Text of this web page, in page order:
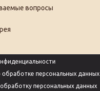
вопросы
обработке персональных данных
персональных данных